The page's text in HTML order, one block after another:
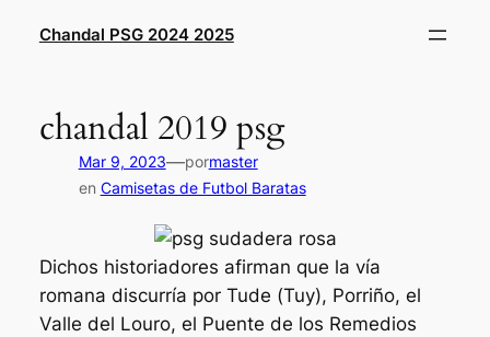
Chandal PSG 2024 2025
chandal 2019 psg
Mar 9, 2023—pormaster
en Camisetas de Futbol Baratas
Dichos historiadores afirman que la vía
romana discurría por Tude (Tuy), Porriño, el
Valle del Louro, el Puente de los Remedios